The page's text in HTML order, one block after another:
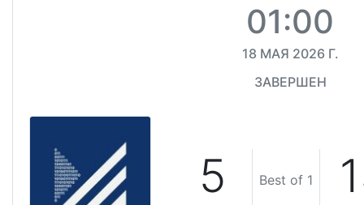
01:00
18 МАЯ 2026 Г.
ЗАВЕРШЕН
5 Best of 1